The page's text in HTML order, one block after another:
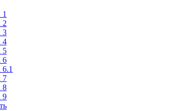
1
2
3
4
5
6
6.1
7
8
9